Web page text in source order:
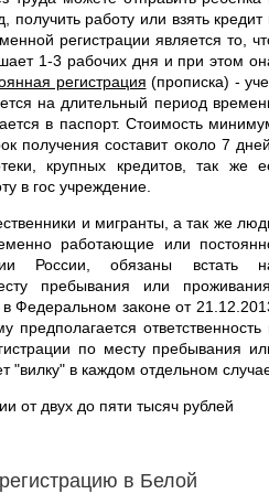
получить работу или взять кредит
регистрации является то,
1-3 рабочих дня и при этом
регистрация (прописка) -
на длительный период
в паспорт. Стоимость
получения составит около 7 дней.
крупных кредитов, так же
в гос учреждение.
и мигранты, а так же
работающие или
России, обязаны встать
пребывания или проживания.
Федеральном законе от
ответственность
по месту пребывания
"вилку" в каждом отдельном
от двух до пяти тысяч рублей
в Белой